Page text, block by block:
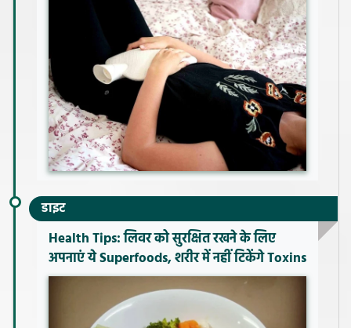
डाइट
Health Tips: लिवर को सुरक्षित रखने के लिए
अपनाएं ये Superfoods, शरीर में नहीं टिकेंगे Toxins